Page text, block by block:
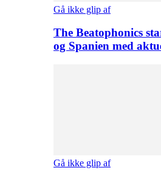
Gå ikke glip af
The Beatophonics
og Spanien med
Gå ikke glip af